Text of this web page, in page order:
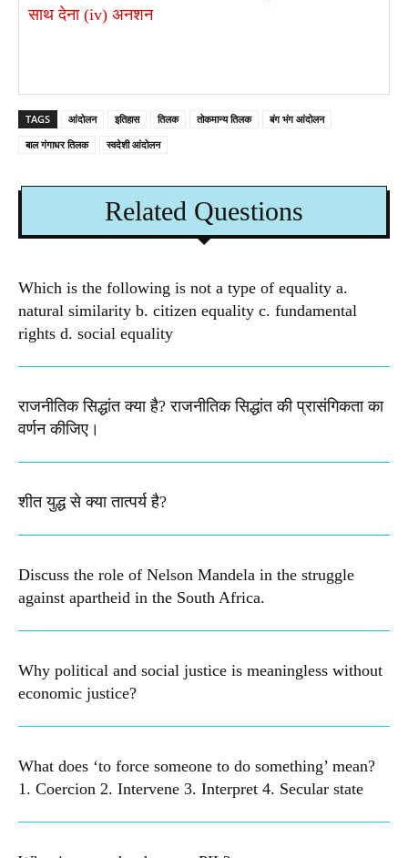
साथ देना (iv) अनशन ​
TAGS आंदोलन इतिहास तिलक तोकमान्य तिलक
बंग भंग आंदोलन
बाल गंगाधर तिलक
स्वदेशी आंदोलन
Related Questions
Which is the following is not a type of equality a.
natural similarity b. citizen equality c. fundamental
rights d. social equality​
राजनीतिक सिद्धांत क्या है? राजनीतिक सिद्धांत की प्रासंगिकता का
वर्णन कीजिए।
शीत युद्ध से क्या तात्पर्य है?
Discuss the role of Nelson Mandela in the struggle
against apartheid in the South Africa.
Why political and social justice is meaningless without
economic justice?
What does ‘to force someone to do something’ mean?
1. Coercion 2. Intervene 3. Interpret 4. Secular state